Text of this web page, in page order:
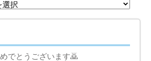
でとうございます🙇